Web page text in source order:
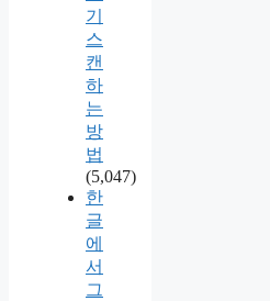
기
스
캔
하
는
방
법
(5,047)
한
글
에
서
그